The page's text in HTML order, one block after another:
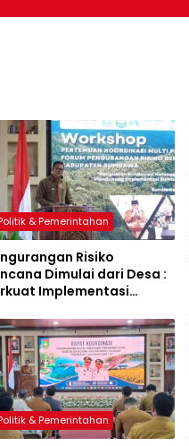
& Pemerintahan
Risiko
Dimulai dari Desa :
Implementasi
& Pemerintahan